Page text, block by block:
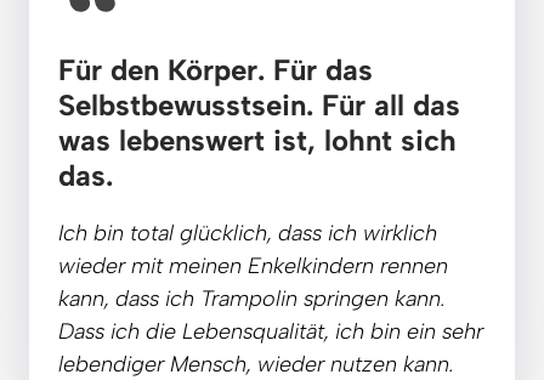
Für den Körper. Für das
Selbstbewusstsein. Für all
was lebenswert ist, lohnt
das.
Ich bin total glücklich, dass ich
wieder mit meinen Enkelkindern
kann, dass ich Trampolin springen
Dass ich die Lebensqualität, ich bin ein
sehr
lebendiger Mensch, wieder nutzen kann.